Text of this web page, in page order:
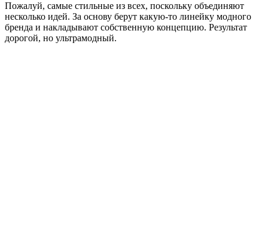
Пожалуй, самые стильные из всех, поскольку объединяют
несколько идей. За основу берут какую-то линейку модного
бренда и накладывают собственную концепцию. Результат
дорогой, но ультрамодный.